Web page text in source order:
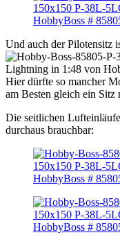
Und auch der Pilotensitz
Hier dürfte so mancher
am Besten gleich ein Sitz
Die seitlichen
durchaus brauchbar: